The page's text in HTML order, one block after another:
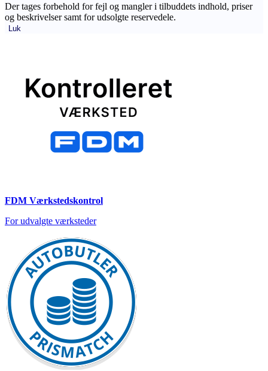
Der tages forbehold for fejl og mangler i tilbuddets indhold, priser
og beskrivelser samt for udsolgte reservedele.
Luk
FDM Værkstedskontrol
For udvalgte værksteder